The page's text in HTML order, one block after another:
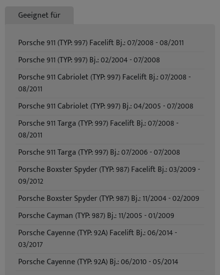
Geeignet für
Porsche 911 (TYP: 997) Facelift Bj.: 07/2008 - 08/2011
Porsche 911 (TYP: 997) Bj.: 02/2004 - 07/2008
Porsche 911 Cabriolet (TYP: 997) Facelift Bj.: 07/2008 -
08/2011
Porsche 911 Cabriolet (TYP: 997) Bj.: 04/2005 - 07/2008
Porsche 911 Targa (TYP: 997) Facelift Bj.: 07/2008 -
08/2011
Porsche 911 Targa (TYP: 997) Bj.: 07/2006 - 07/2008
Porsche Boxster Spyder (TYP: 987) Facelift Bj.: 03/2009 -
09/2012
Porsche Boxster Spyder (TYP: 987) Bj.: 11/2004 - 02/2009
Porsche Cayman (TYP: 987) Bj.: 11/2005 - 01/2009
Porsche Cayenne (TYP: 92A) Facelift Bj.: 06/2014 -
03/2017
Porsche Cayenne (TYP: 92A) Bj.: 06/2010 - 05/2014